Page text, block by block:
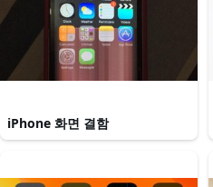
iPhone 화면 결함